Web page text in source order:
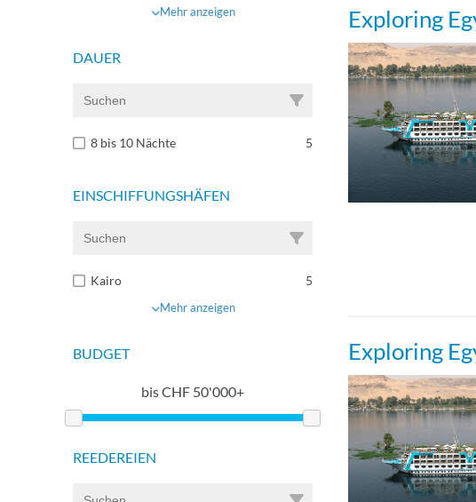
Mehr anzeigen
DAUER
8 bis 10 Nächte 5
EINSCHIFFUNGSHÄFEN
Kairo 5
Mehr anzeigen
BUDGET
bisCHF 50'000+
REEDEREIEN
Exploring
Exploring